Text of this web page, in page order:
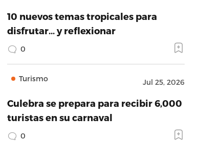
10 nuevos temas tropicales para
disfrutar… y reflexionar
0
Turismo Jul 25, 2026
Culebra se prepara para recibir 6,000
turistas en su carnaval
0